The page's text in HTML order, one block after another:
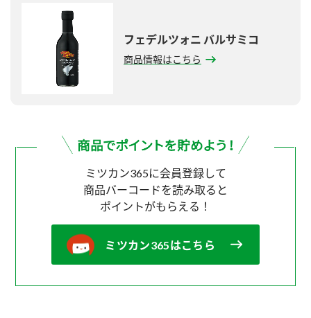
フェデルツォニ バルサミコ
商品情報はこちら
ミツカン365に会員登録して
商品バーコードを読み取ると
ポイントがもらえる！
ミツカン365はこちら